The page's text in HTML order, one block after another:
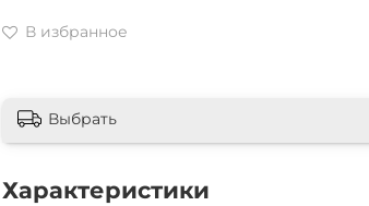
В избранное
Выбрать
Характеристики